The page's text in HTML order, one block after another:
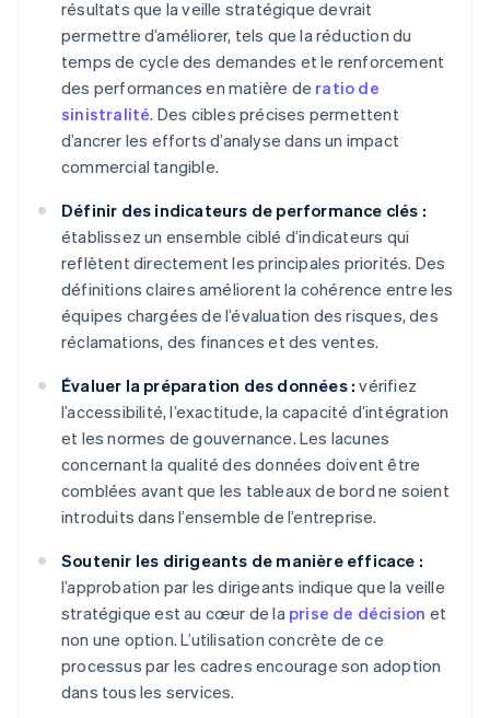
résultats que la veille stratégique devrait
permettre d’améliorer, tels que la réduction du
temps de cycle des demandes et le renforcement
des performances en matière de ratio de
sinistralité. Des cibles précises permettent
d’ancrer les efforts d’analyse dans un impact
commercial tangible.
Définir des indicateurs de performance clés :
établissez un ensemble ciblé d’indicateurs qui
reflètent directement les principales priorités. Des
définitions claires améliorent la cohérence entre les
équipes chargées de l’évaluation des risques, des
réclamations, des finances et des ventes.
Évaluer la préparation des données : vérifiez
l’accessibilité, l’exactitude, la capacité d’intégration
et les normes de gouvernance. Les lacunes
concernant la qualité des données doivent être
comblées avant que les tableaux de bord ne soient
introduits dans l’ensemble de l’entreprise.
Soutenir les dirigeants de manière efficace :
l’approbation par les dirigeants indique que la veille
stratégique est au cœur de la prise de décision et
non une option. L’utilisation concrète de ce
processus par les cadres encourage son adoption
dans tous les services.